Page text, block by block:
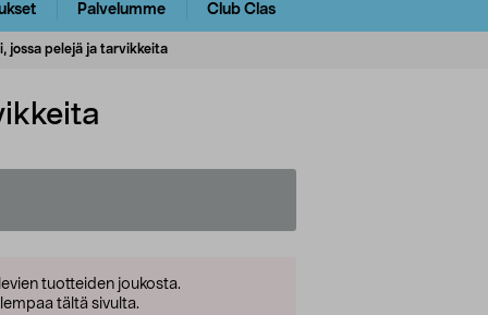
Palvelumme Club Clas
jossa pelejä ja tarvikkeita
tuotteiden joukosta.
tältä sivulta.